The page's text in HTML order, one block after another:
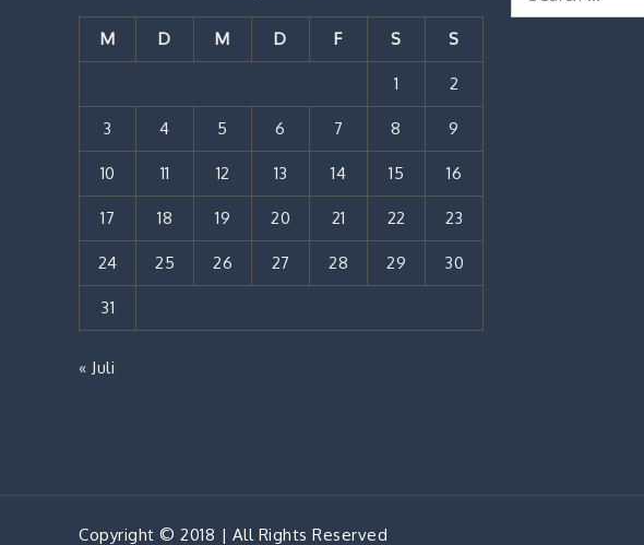
M D M D F S S
1 2
3 4 5 6 7 8 9
10 11 12 13 14 15 16
17 18 19 20 21 22 23
24 25 26 27 28 29 30
31
« Juli
Copyright © 2018 | All Rights Reserved